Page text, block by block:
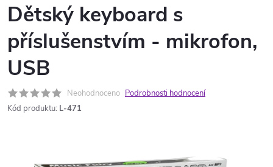
Dětský keyboard s
příslušenstvím - mikrofon,
USB
Neohodnoceno Podrobnosti hodnocení
Kód produktu: L-471